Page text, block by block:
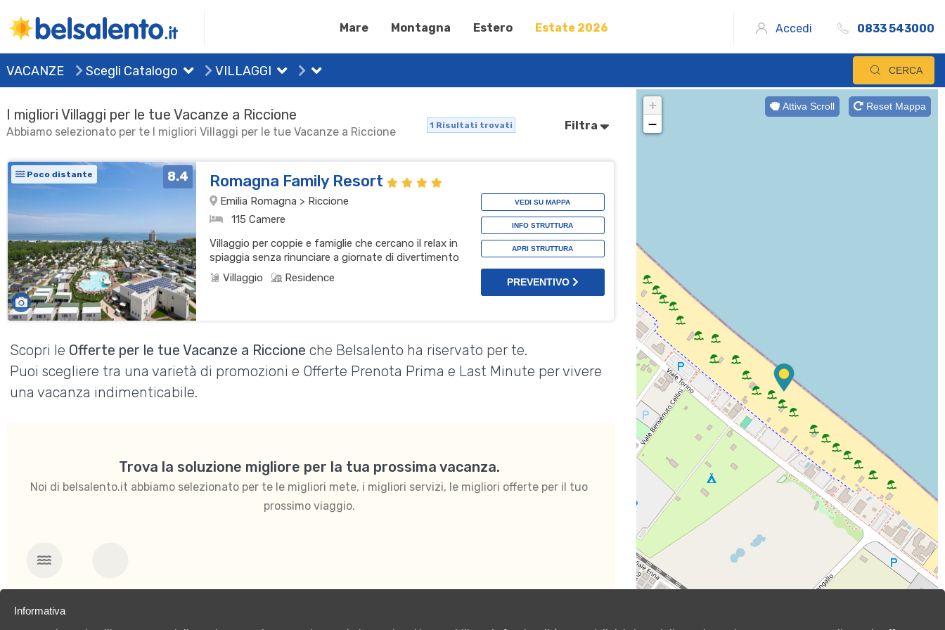
Mare Montagna Estero Estate 2026 Accedi 0833 543000
VACANZE Scegli Catalogo VILLAGGI CERCA
I migliori Villaggi per le tue Vacanze a Riccione
Abbiamo selezionato per te I migliori Villaggi per le tue Vacanze a Riccione 1 Risultati trovati Filtra
Poco distante 8.4 Romagna Family Resort
Emilia Romagna > Riccione
115 Camere
Villaggio per coppie e famiglie che cercano il relax in
spiaggia senza rinunciare a giornate di divertimento
Villaggio
Residence
VEDI SU MAPPA
INFO STRUTTURA
APRI STRUTTURA
PREVENTIVO
Scopri le Offerte per le tue Vacanze a Riccione che Belsalento ha riservato per te.
Puoi scegliere tra una varietà di promozioni e Offerte Prenota Prima e Last Minute per vivere
una vacanza indimenticabile.
Trova la soluzione migliore per la tua prossima vacanza.
Noi di belsalento.it abbiamo selezionato per te le migliori mete, i migliori servizi, le migliori offerte per il tuo
prossimo viaggio.
Attiva Scroll Reset Mappa
+
−
Informativa